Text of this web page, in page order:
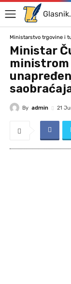
Ministarstvo trgovine i
Ministar
ministrom
By admin 21